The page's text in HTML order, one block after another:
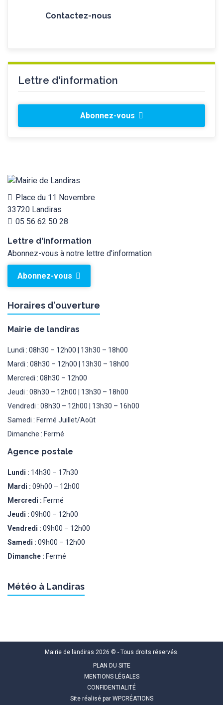
Contactez-nous
Lettre d'information
Abonnez-vous
Place du 11 Novembre
33720 Landiras
05 56 62 50 28
Lettre d'information
Abonnez-vous à notre lettre d'information
Abonnez-vous
Horaires d'ouverture
Mairie de landiras
Lundi : 08h30 – 12h00 | 13h30 – 18h00
Mardi : 08h30 – 12h00 | 13h30 – 18h00
Mercredi : 08h30 – 12h00
Jeudi : 08h30 – 12h00 | 13h30 – 18h00
Vendredi : 08h30 – 12h00 | 13h30 – 16h00
Samedi : Fermé Juillet/Août
Dimanche : Fermé
Agence postale
Lundi : 14h30 – 17h30
Mardi : 09h00 – 12h00
Mercredi : Fermé
Jeudi : 09h00 – 12h00
Vendredi : 09h00 – 12h00
Samedi : 09h00 – 12h00
Dimanche : Fermé
Météo à Landiras
Mairie de landiras 2026 © - Tous droits réservés.
PLAN DU SITE
MENTIONS LÉGALES
CONFIDENTIALITÉ
Site réalisé par WPCRÉATIONS